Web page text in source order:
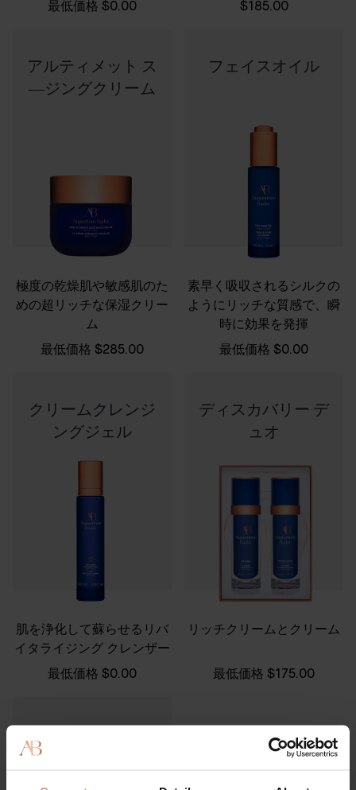
最低価格 $0.00 $185.00
アルティメット ス
―ジングクリーム
極度の乾燥肌や敏感肌のた
めの超リッチな保湿クリー
ム
最低価格 $285.00
フェイスオイル
素早く吸収されるシルクの
ようにリッチな質感で、瞬
時に効果を発揮
最低価格 $0.00
クリームクレンジ
ングジェル
肌を浄化して蘇らせるリバ
イタライジング クレンザー
最低価格 $0.00
ディスカバリー デ
ュオ
リッチクリームとクリーム
最低価格 $175.00